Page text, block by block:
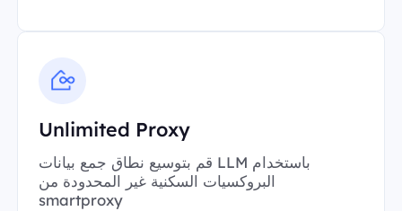
Unlimited Proxy
قم بتوسيع نطاق جمع بيانات LLM باستخدام
البروكسيات السكنية غير المحدودة من
smartproxy